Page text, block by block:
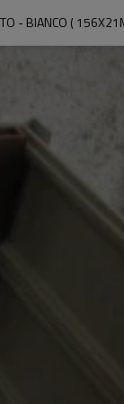
- BIANCO (